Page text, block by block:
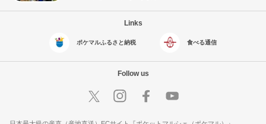
Links
ポケマルふるさと納税 食べる通信
Follow us